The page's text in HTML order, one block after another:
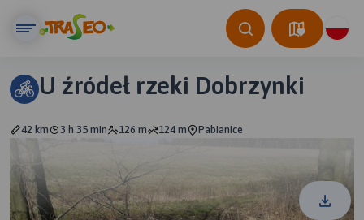
U źródeł rzeki Dobrzynki
42 km 3 h 35 min 126 m 124 m Pabianice